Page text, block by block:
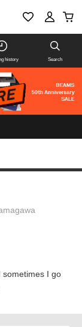
history Search
sometimes I go